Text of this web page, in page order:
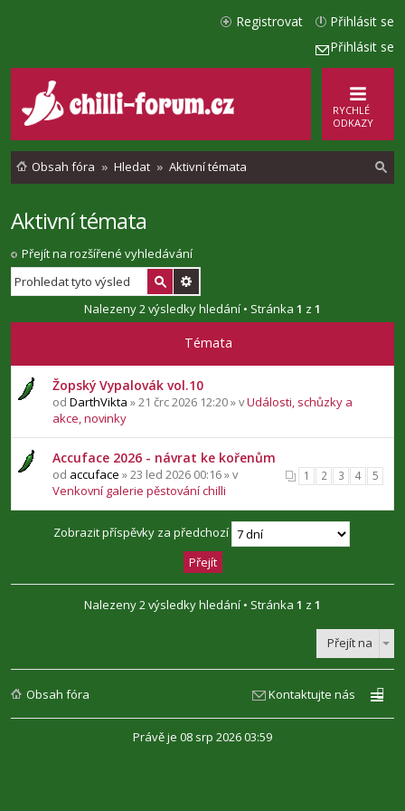
Přihlásit se
Přihlásit se
Registrovat
RYCHLÉ
ODKAZY
Obsah fóra Hledat Aktivní témata
t
Aktivní témata
Přejít na rozšířené vyhledávání
Nalezeny 2 výsledky hledání • Stránka 1 z 1
Témata
Žopský Vypalovák vol.10
od DarthVikta » 21 črc 2026 12:20 » vUdálosti, schůzky a
akce, novinky
Accuface 2026 - návrat ke kořenům
1 2 3 4 5
od accuface » 23 led 2026 00:16 » v
Venkovní galerie pěstování chilli
Zobrazit příspěvky za předchozí
Nalezeny 2 výsledky hledání • Stránka 1 z 1
Přejít na
Obsah fóra Kontaktujte nás
Právě je 08 srp 2026 03:59